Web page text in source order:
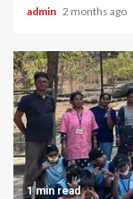
admin 2 months ago
1 min read